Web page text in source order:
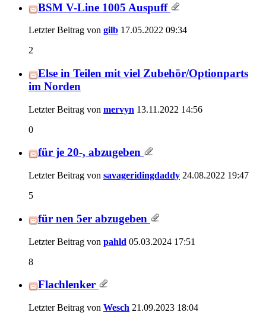
BSM V-Line 1005 Auspuff
Letzter Beitrag von gilb 17.05.2022 09:34
2
Else in Teilen mit viel Zubehör/Optionparts
im Norden
Letzter Beitrag von mervyn 13.11.2022 14:56
0
für je 20-, abzugeben
Letzter Beitrag von savageridingdaddy 24.08.2022 19:47
5
für nen 5er abzugeben
Letzter Beitrag von pahld 05.03.2024 17:51
8
Flachlenker
Letzter Beitrag von Wesch 21.09.2023 18:04